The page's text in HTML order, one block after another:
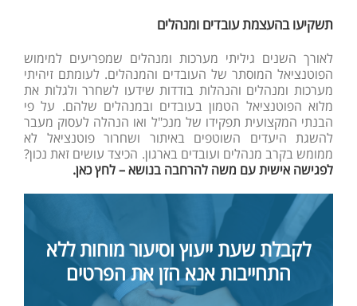
תשקיעו בהעצמת עובדים ומנהלים
לאורך השנים גיליתי מערכות ומנהלים שמפריעים למימוש
הפוטנציאל המוסתר של העובדים והמנהלים. לעומתם זיהיתי
מערכות ומנהלים והנהלות בודדות שידעו לשחרר ולגלות את
מלוא הפוטנציאל הטמון בעובדים ובמנהלים שלהם. על פי
הבנתי המקצועית תפקידו של מנכ"ל ואו הנהלה לעסוק מעבר
להשגת היעדים השוטפים באיתור ושחרור פוטנציאל לא
ממומש בקרב מנהלים ועובדים בארגון. הכיצד עושים זאת נכון?
לפגישה אישית עם משה להרחבה בנושא – לחץ כאן.
לקבלת שעת ייעוץ וסיעור מוחות ללא
התחייבות אנא הזן את הפרטים